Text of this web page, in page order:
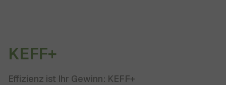
KEFF+
Effizienz ist Ihr Gewinn: KEFF+